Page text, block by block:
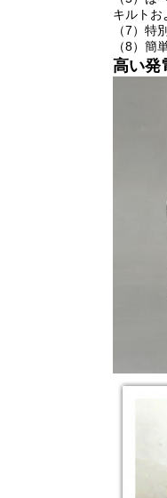
キルトお
（7）特
（8）簡
高い発